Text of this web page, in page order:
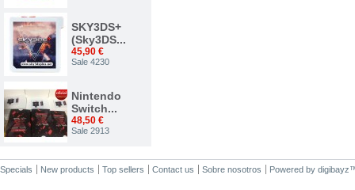
SKY3DS+
(Sky3DS...
45,90 €
Sale 4230
Nintendo
Switch...
48,50 €
Sale 2913
Nuevo...
34,00 €
Specials New products Top sellers Contact us Sobre nosotros Powered by digibayz